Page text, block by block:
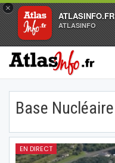
×
ATLASINFO.FR
ATLASINFO
Base Nucléaire
EN DIRECT